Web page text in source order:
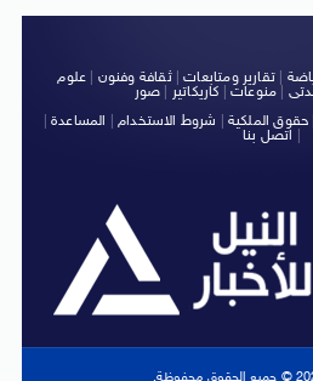
|تقارير ومتابعات|ثقافة وفنون
علوم
منوعات كاريكاتير صور
حقوق الملكية شروط الاستخدام| المساعدة|
اتصل بنا